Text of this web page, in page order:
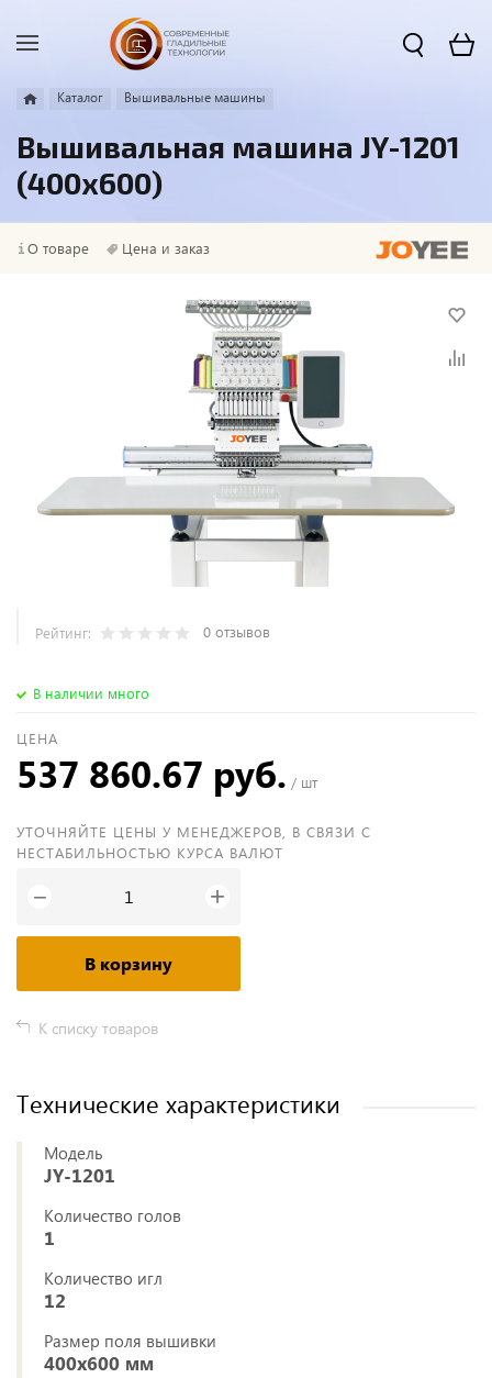
Каталог Вышивальные машины
Вышивальная машина JY-1201
(400х600)
О товаре Цена и заказ
Рейтинг: 0 отзывов
В наличии много
ЦЕНА
537 860.67 руб. / шт
УТОЧНЯЙТЕ ЦЕНЫ У МЕНЕДЖЕРОВ, В СВЯЗИ С
НЕСТАБИЛЬНОСТЬЮ КУРСА ВАЛЮТ
− +
В корзину
К списку товаров
Технические характеристики
Модель
JY-1201
Количество голов
1
Количество игл
12
Размер поля вышивки
400х600 мм